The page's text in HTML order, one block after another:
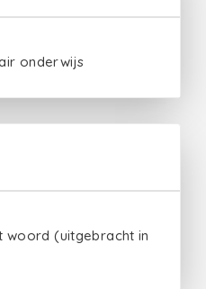
onderwijs
woord (uitgebracht in